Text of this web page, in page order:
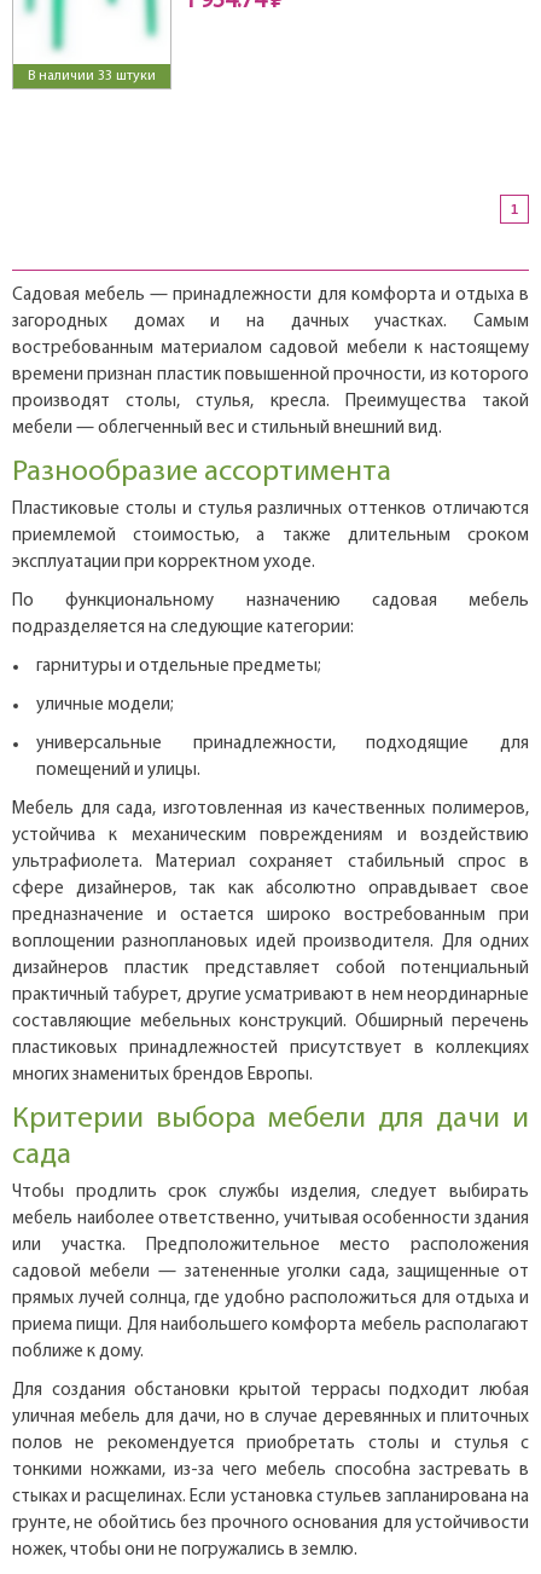
В наличии 33 штуки
1
Садовая мебель — принадлежности для комфорта и отдыха в
загородных домах и на дачных участках. Самым
востребованным материалом садовой мебели к настоящему
времени признан пластик повышенной прочности, из которого
производят столы, стулья, кресла. Преимущества такой
мебели — облегченный вес и стильный внешний вид.
Разнообразие ассортимента
Пластиковые столы и стулья различных оттенков отличаются
приемлемой стоимостью, а также длительным сроком
эксплуатации при корректном уходе.
По функциональному назначению садовая мебель
подразделяется на следующие категории:
гарнитуры и отдельные предметы;
уличные модели;
универсальные принадлежности, подходящие для
помещений и улицы.
Мебель для сада, изготовленная из качественных полимеров,
устойчива к механическим повреждениям и воздействию
ультрафиолета. Материал сохраняет стабильный спрос в
сфере дизайнеров, так как абсолютно оправдывает свое
предназначение и остается широко востребованным при
воплощении разноплановых идей производителя. Для одних
дизайнеров пластик представляет собой потенциальный
практичный табурет, другие усматривают в нем неординарные
составляющие мебельных конструкций. Обширный перечень
пластиковых принадлежностей присутствует в коллекциях
многих знаменитых брендов Европы.
Критерии выбора мебели для дачи и
сада
Чтобы продлить срок службы изделия, следует выбирать
мебель наиболее ответственно, учитывая особенности здания
или участка. Предположительное место расположения
садовой мебели — затененные уголки сада, защищенные от
прямых лучей солнца, где удобно расположиться для отдыха и
приема пищи. Для наибольшего комфорта мебель располагают
поближе к дому.
Для создания обстановки крытой террасы подходит любая
уличная мебель для дачи, но в случае деревянных и плиточных
полов не рекомендуется приобретать столы и стулья с
тонкими ножками, из-за чего мебель способна застревать в
стыках и расщелинах. Если установка стульев запланирована на
грунте, не обойтись без прочного основания для устойчивости
ножек, чтобы они не погружались в землю.